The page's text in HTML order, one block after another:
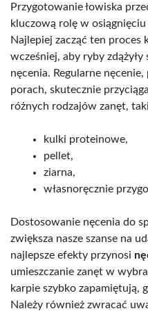
Przygotowanie łowiska
kluczową rolę w
Najlepiej zacząć ten
wcześniej, aby ryby
nęcenia. Regularne
porach, skutecznie
różnych rodzajów zanęt,
kulki proteinowe,
pellet,
ziarna,
własnoręcznie
Dostosowanie nęcenia do
zwiększa nasze szanse na
najlepsze efekty przynosi
umieszczanie zanęt w
karpie szybko zapamiętują,
Należy również zwracać